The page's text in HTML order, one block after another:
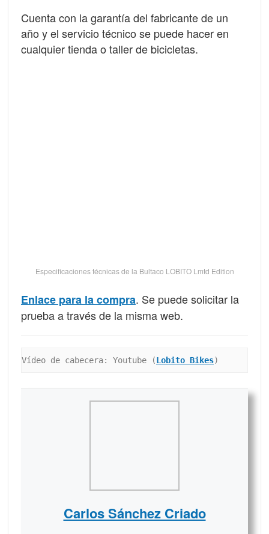
Cuenta con la garantía del fabricante de un
año y el servicio técnico se puede hacer en
cualquier tienda o taller de bicicletas.
Especificaciones técnicas de la Bultaco LOBITO Lmtd Edition
Enlace para la compra. Se puede solicitar la
prueba a través de la misma web.
Vídeo de cabecera: Youtube (Lobito Bikes)
Carlos Sánchez Criado